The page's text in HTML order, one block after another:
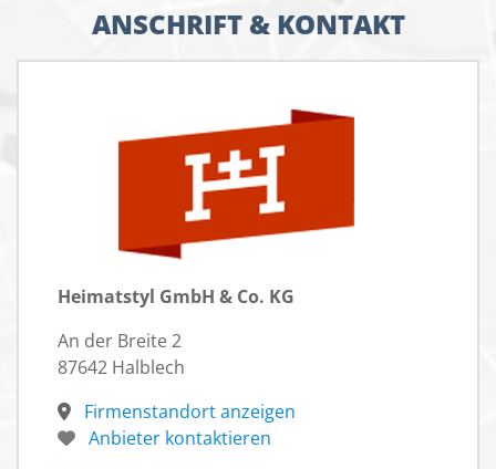
ANSCHRIFT & KONTAKT
Heimatstyl GmbH & Co. KG
An der Breite 2
87642 Halblech
Firmenstandort anzeigen
Anbieter kontaktieren